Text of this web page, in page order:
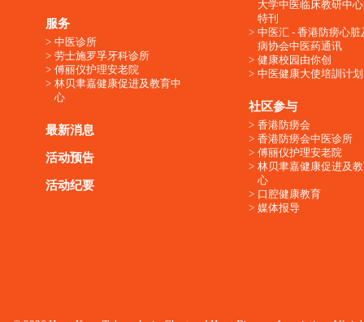
服务
中医诊所
劳士施罗孚牙科诊所
傅丽仪护理安老院
林贝聿嘉健康促进及教育中
心
最新消息
活动预告
活动纪要
大学中医临床教研中
特刊
中医汇 - 香港防痨心脏
病协会中医药通讯
健康校园由你创
中医健康大使培訓计划
社区参与
香港防痨会
香港防痨会中医诊所
傅丽仪护理安老院
林贝聿嘉健康促进及
心
口腔健康教育
媒体报导